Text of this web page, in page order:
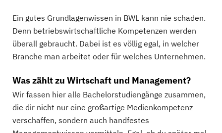
Ein gutes Grundlagenwissen in BWL kann nie schaden.
Denn betriebswirtschaftliche Kompetenzen werden
überall gebraucht. Dabei ist es völlig egal, in welcher
Branche man arbeitet oder für welches Unternehmen.
Was zählt zu Wirtschaft und Management?
Wir fassen hier alle Bachelorstudiengänge zusammen,
die dir nicht nur eine großartige Medienkompetenz
verschaffen, sondern auch handfestes